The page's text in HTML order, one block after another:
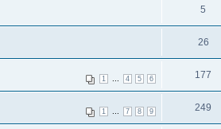
5
26
1 4 5 6 177
1 7 8 9 249